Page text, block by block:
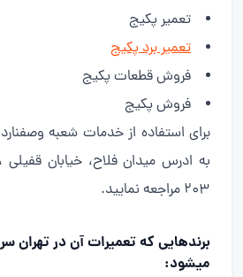
تعمیر پکیج
تعمیر برد پکیج
فروش قطعات پکیج
فروش پکیج
برای استفاده از خدمات شعبه
به ادرس میدان فلاح، خیابان قفیلی
203 مراجعه نمایید.
برندهایی که تعمیرات آن در تهران
میشود: